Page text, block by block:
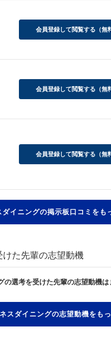
会員登録して閲覧する（無
会員登録して閲覧する（無
会員登録して閲覧する（無
ダイニングの掲示板口コミをも
た先輩の志望動機
の選考を受けた先輩の志望動機は
スダイニングの志望動機をも